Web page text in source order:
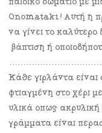
παιδικό δωμάτιο με
Onomataki! Αυτή η
να γίνει το
βάπτιση ή
Κάθε γιρλάντα
φτιαγμένη στο χέρι
υλικά όπως
γράμματα είναι